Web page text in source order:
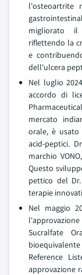
l'osteoartrite
migliorato il
riflettendo la
e
dell'ulcera
Nel luglio
accordo di
mercato
orale, è
acid-peptici.
marchio
Questo
pettico del
terapie
Nel maggio
Sucralfate
Reference
approvazione